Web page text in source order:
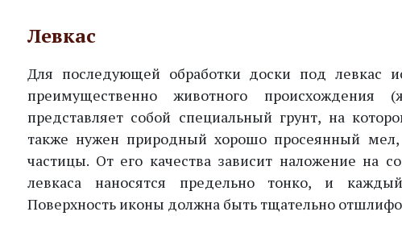
Левкас
Для последующей обработки доски под левкас
преимущественно животного
представляет собой специальный грунт, на
также нужен природный хорошо просеянный мел,
частицы. От его качества зависит наложение на
левкаса наносятся предельно тонко, и
Поверхность иконы должна быть тщательно